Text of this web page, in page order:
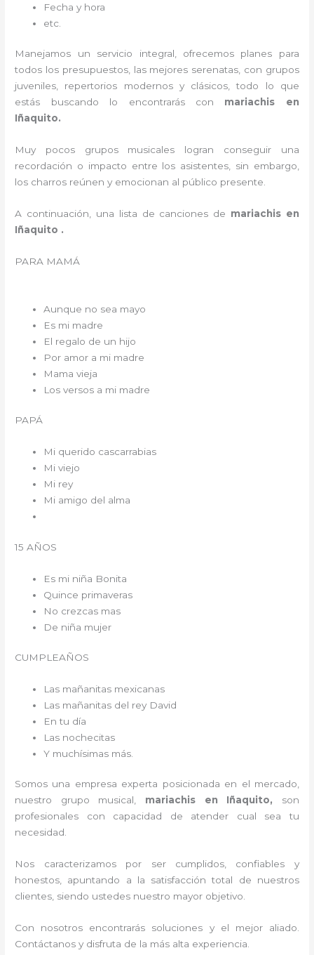
Fecha y hora
etc.
Manejamos un servicio integral, ofrecemos planes para
todos los presupuestos, las mejores serenatas, con grupos
juveniles, repertorios modernos y clásicos, todo lo que
estás buscando lo encontrarás con mariachis en
Iñaquito.
Muy pocos grupos musicales logran conseguir una
recordación o impacto entre los asistentes, sin embargo,
los charros reúnen y emocionan al público presente.
A continuación, una lista de canciones de mariachis en
Iñaquito .
PARA MAMÁ
Aunque no sea mayo
Es mi madre
El regalo de un hijo
Por amor a mi madre
Mama vieja
Los versos a mi madre
PAPÁ
Mi querido cascarrabias
Mi viejo
Mi rey
Mi amigo del alma
15 AÑOS
Es mi niña Bonita
Quince primaveras
No crezcas mas
De niña mujer
CUMPLEAÑOS
Las mañanitas mexicanas
Las mañanitas del rey David
En tu día
Las nochecitas
Y muchísimas más.
Somos una empresa experta posicionada en el mercado,
nuestro grupo musical, mariachis en Iñaquito, son
profesionales con capacidad de atender cual sea tu
necesidad.
Nos caracterizamos por ser cumplidos, confiables y
honestos, apuntando a la satisfacción total de nuestros
clientes, siendo ustedes nuestro mayor objetivo.
Con nosotros encontrarás soluciones y el mejor aliado.
Contáctanos y disfruta de la más alta experiencia.